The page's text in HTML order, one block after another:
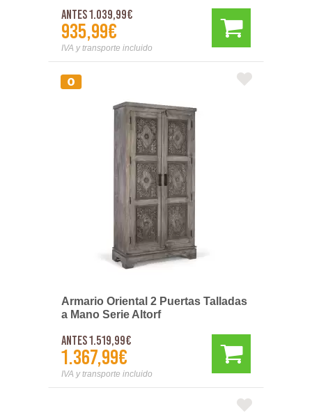
Antes 1.039,99€
935,99€
IVA y transporte incluido
Armario Oriental 2 Puertas Talladas
a Mano Serie Altorf
Antes 1.519,99€
1.367,99€
IVA y transporte incluido